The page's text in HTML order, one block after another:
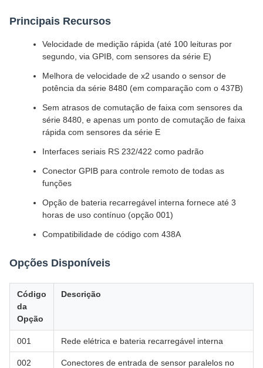
Principais Recursos
Velocidade de medição rápida (até 100 leituras por
segundo, via GPIB, com sensores da série E)
Melhora de velocidade de x2 usando o sensor de
potência da série 8480 (em comparação com o 437B)
Sem atrasos de comutação de faixa com sensores da
série 8480, e apenas um ponto de comutação de faixa
rápida com sensores da série E
Interfaces seriais RS 232/422 como padrão
Conector GPIB para controle remoto de todas as
funções
Opção de bateria recarregável interna fornece até 3
horas de uso contínuo (opção 001)
Compatibilidade de código com 438A
Opções Disponíveis
Código
da
Opção
Descrição
001 Rede elétrica e bateria recarregável interna
002
Conectores de entrada de sensor paralelos no